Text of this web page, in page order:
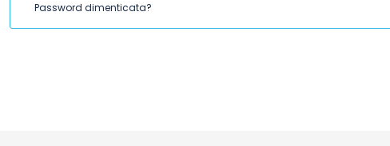
Password dimenticata?